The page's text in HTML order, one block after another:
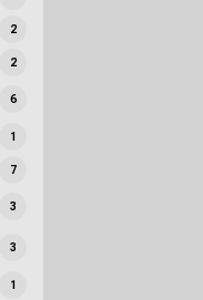
2
2
6
1
7
3
3
1